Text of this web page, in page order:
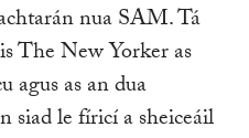
nua SAM. Tá
The New Yorker as
agus as an dua
siad le fíricí a sheiceáil